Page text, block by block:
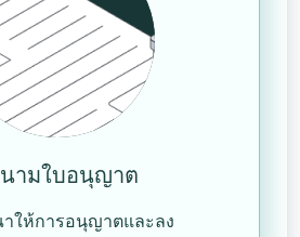
ามใบอนุญาต
ให้การอนุญาตและลง